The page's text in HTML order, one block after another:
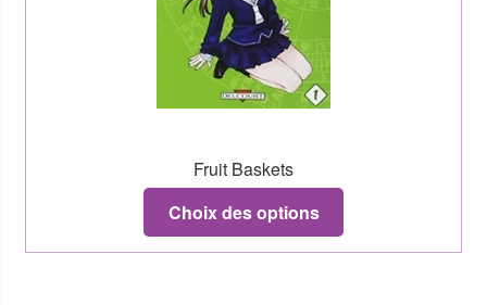
Fruit Baskets
Choix des options